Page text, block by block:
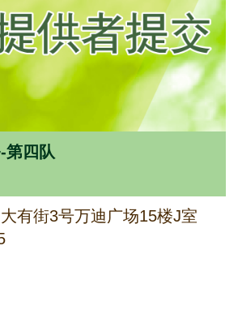
第四队
有街3号万迪广场15楼J室